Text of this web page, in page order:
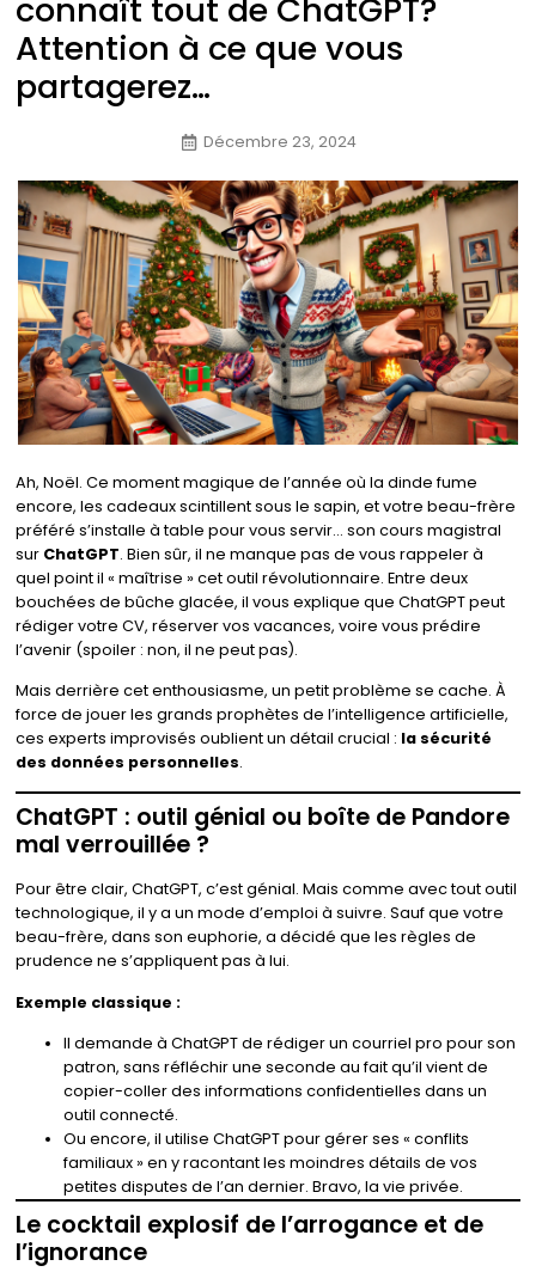
connaît tout de ChatGPT?
Attention à ce que vous
partagerez…
Décembre 23, 2024
Ah, Noël. Ce moment magique de l’année où la dinde fume
encore, les cadeaux scintillent sous le sapin, et votre beau-frère
préféré s’installe à table pour vous servir… son cours magistral
sur ChatGPT. Bien sûr, il ne manque pas de vous rappeler à
quel point il « maîtrise » cet outil révolutionnaire. Entre deux
bouchées de bûche glacée, il vous explique que ChatGPT peut
rédiger votre CV, réserver vos vacances, voire vous prédire
l’avenir (spoiler : non, il ne peut pas).
Mais derrière cet enthousiasme, un petit problème se cache. À
force de jouer les grands prophètes de l’intelligence artificielle,
ces experts improvisés oublient un détail crucial : la sécurité
des données personnelles.
ChatGPT : outil génial ou boîte de Pandore
mal verrouillée ?
Pour être clair, ChatGPT, c’est génial. Mais comme avec tout outil
technologique, il y a un mode d’emploi à suivre. Sauf que votre
beau-frère, dans son euphorie, a décidé que les règles de
prudence ne s’appliquent pas à lui.
Exemple classique :
Il demande à ChatGPT de rédiger un courriel pro pour son
patron, sans réfléchir une seconde au fait qu’il vient de
copier-coller des informations confidentielles dans un
outil connecté.
Ou encore, il utilise ChatGPT pour gérer ses « conflits
familiaux » en y racontant les moindres détails de vos
petites disputes de l’an dernier. Bravo, la vie privée.
Le cocktail explosif de l’arrogance et de
l’ignorance